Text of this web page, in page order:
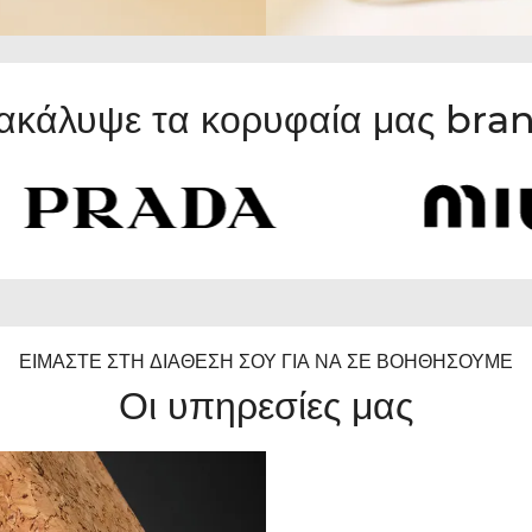
τα κορυφαία μας
ΕΊΜΑΣΤΕ ΣΤΗ ΔΙΆΘΕΣΉ ΣΟΥ ΓΙΑ ΝΑ ΣΕ ΒΟΗΘΉΣΟΥΜΕ
Οι υπηρεσίες μας